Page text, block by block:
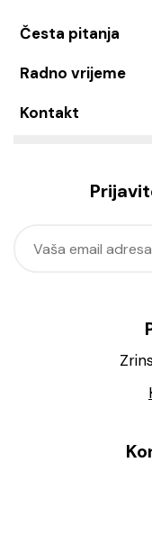
Česta pitanja
Radno vrijeme
Kontakt